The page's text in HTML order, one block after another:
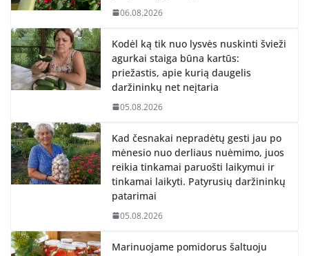
06.08.2026
Kodėl ką tik nuo lysvės nuskinti švieži
agurkai staiga būna kartūs:
priežastis, apie kurią daugelis
daržininkų net neįtaria
05.08.2026
Kad česnakai nepradėtų gesti jau po
mėnesio nuo derliaus nuėmimo, juos
reikia tinkamai paruošti laikymui ir
tinkamai laikyti. Patyrusių daržininkų
patarimai
05.08.2026
Marinuojame pomidorus šaltuoju